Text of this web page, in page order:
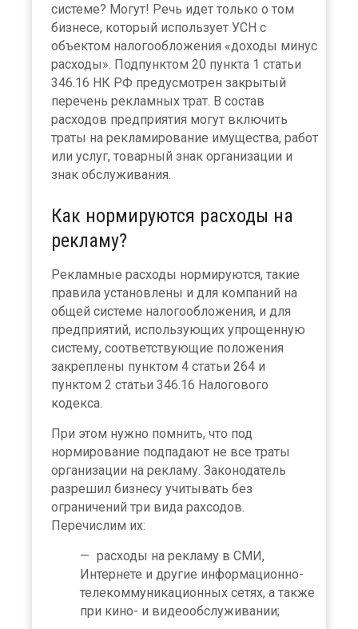
системе? Могут! Речь идет только о том
бизнесе, который использует УСН с
объектом налогообложения «доходы минус
расходы». Подпунктом 20 пункта 1 статьи
346.16 НК РФ предусмотрен закрытый
перечень рекламных трат. В состав
расходов предприятия могут включить
траты на рекламирование имущества, работ
или услуг, товарный знак организации и
знак обслуживания.
Как нормируются расходы на
рекламу?
Рекламные расходы нормируются, такие
правила установлены и для компаний на
общей системе налогообложения, и для
предприятий, использующих упрощенную
систему, соответствующие положения
закреплены пунктом 4 статьи 264 и
пунктом 2 статьи 346.16 Налогового
кодекса.
При этом нужно помнить, что под
нормирование подпадают не все траты
организации на рекламу. Законодатель
разрешил бизнесу учитывать без
ограничений три вида рахсодов.
Перечислим их:
расходы на рекламу в СМИ,
Интернете и другие информационно-
телекоммуникационных сетях, а также
при кино- и видеообслуживании;